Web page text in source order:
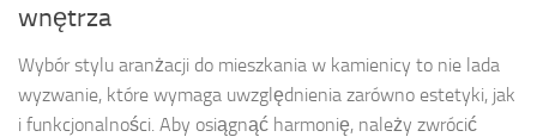
wnętrza
Wybór stylu aranżacji do mieszkania w kamienicy to nie lada
wyzwanie, które wymaga uwzględnienia zarówno estetyki, jak
i funkcjonalności. Aby osiągnąć harmonię, należy zwrócić